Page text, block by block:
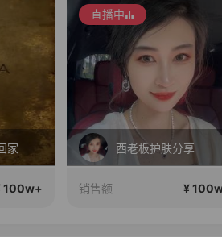
100w+
直播中
销售额 ¥